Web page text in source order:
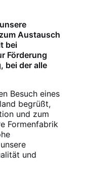
Austausch
bei
Förderung
bei der alle
Besuch eines
begrüßt,
und zum
Formenfabrik
und